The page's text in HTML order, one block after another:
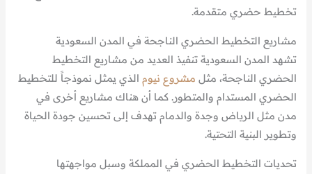
تخطيط حضري متقدمة.
مشاريع التخطيط الحضري الناجحة في المدن السعودية
تشهد المدن السعودية تنفيذ العديد من مشاريع التخطيط
الحضري الناجحة، مثل مشروع نيوم الذي يمثل نموذجاً للتخطيط
الحضري المستدام والمتطور. كما أن هناك مشاريع أخرى في
مدن مثل الرياض وجدة والدمام تهدف إلى تحسين جودة الحياة
وتطوير البنية التحتية.
تحديات التخطيط الحضري في المملكة وسبل مواجهتها